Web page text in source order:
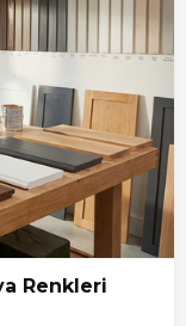
Renkleri